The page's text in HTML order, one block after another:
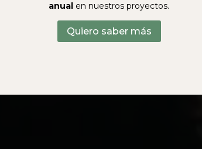
anual en nuestros proyectos.
Quiero saber más